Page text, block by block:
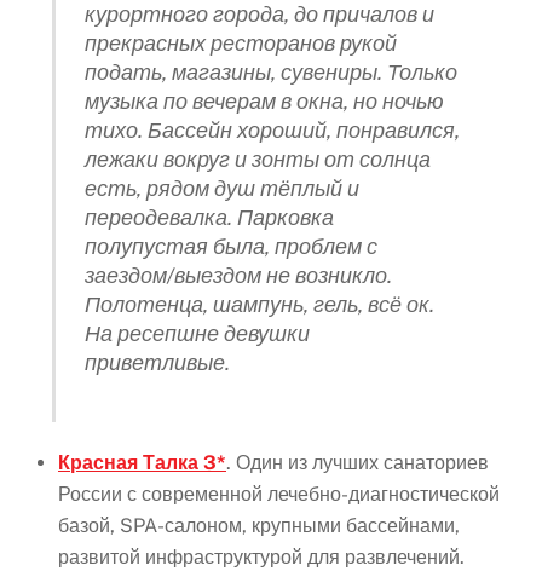
курортного города, до причалов и
прекрасных ресторанов рукой
подать, магазины, сувениры. Только
музыка по вечерам в окна, но ночью
тихо. Бассейн хороший, понравился,
лежаки вокруг и зонты от солнца
есть, рядом душ тёплый и
переодевалка. Парковка
полупустая была, проблем с
заездом/выездом не возникло.
Полотенца, шампунь, гель, всё ок.
На ресепшне девушки
приветливые.
Красная Талка 3*. Один из лучших санаториев
России с современной лечебно-диагностической
базой, SPA-салоном, крупными бассейнами,
развитой инфраструктурой для развлечений.